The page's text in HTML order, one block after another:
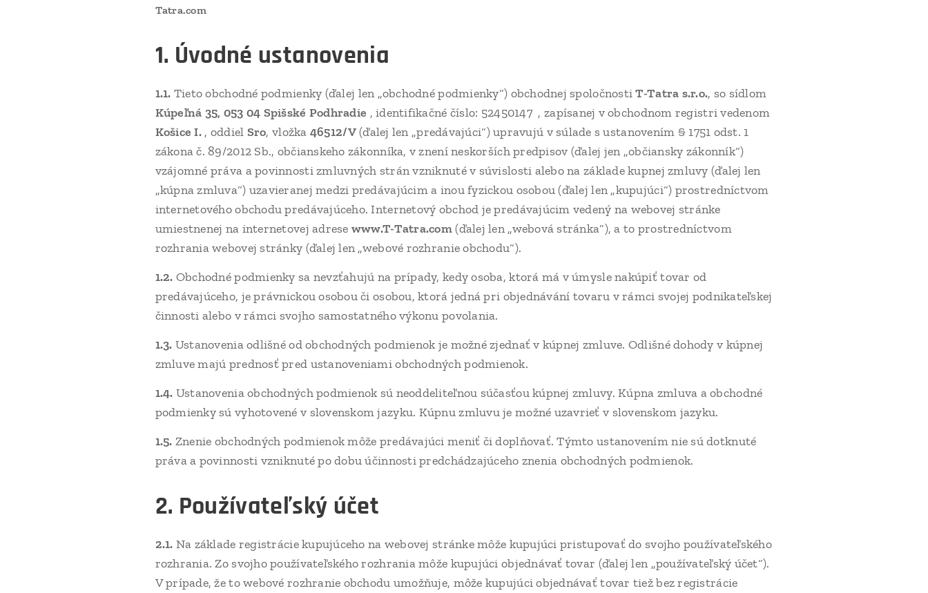
Tatra.com
1. Úvodné ustanovenia
1.1. Tieto obchodné podmienky (ďalej len „obchodné podmienky“) obchodnej spoločnostiT-Tatra s.r.o., so sídlom
Kúpeľná 35, 053 04 Spišské Podhradie , identifikačné číslo: 52450147 , zapísanej v obchodnom registri vedenom
Košice I. , oddiel Sro, vložka 46512/V(ďalej len „predávajúci“) upravujú v súlade s ustanovením § 1751 odst. 1
zákona č. 89/2012 Sb., občianskeho zákonníka, v znení neskorších predpisov (ďalej jen „občiansky zákonník“)
vzájomné práva a povinnosti zmluvných strán vzniknuté v súvislosti alebo na základe kupnej zmluvy (ďalej len
„kúpna zmluva“) uzavieranej medzi predávajúcim a inou fyzickou osobou (ďalej len „kupujúci“) prostredníctvom
internetového obchodu predávajúceho. Internetový obchod je predávajúcim vedený na webovej stránke
umiestnenej na internetovej adrese www.T-Tatra.com(ďalej len „webová stránka“), a to prostredníctvom
rozhrania webovej stránky (ďalej len „webové rozhranie obchodu“).
1.2. Obchodné podmienky sa nevzťahujú na prípady, kedy osoba, ktorá má v úmysle nakúpiť tovar od
predávajúceho, je právnickou osobou či osobou, ktorá jedná pri objednávání tovaru v rámci svojej podnikateľskej
činnosti alebo v rámci svojho samostatného výkonu povolania.
1.3. Ustanovenia odlišné od obchodných podmienok je možné zjednať v kúpnej zmluve. Odlišné dohody v kúpnej
zmluve majú prednosť pred ustanoveniami obchodných podmienok.
1.4. Ustanovenia obchodných podmienok sú neoddeliteľnou súčasťou kúpnej zmluvy. Kúpna zmluva a obchodné
podmienky sú vyhotovené v slovenskom jazyku. Kúpnu zmluvu je možné uzavrieť v slovenskom jazyku.
1.5. Znenie obchodných podmienok môže predávajúci meniť či doplňovať. Týmto ustanovením nie sú dotknuté
práva a povinnosti vzniknuté po dobu účinnosti predchádzajúceho znenia obchodných podmienok.
2. Používateľský účet
2.1. Na základe registrácie kupujúceho na webovej stránke môže kupujúci pristupovať do svojho používateľského
rozhrania. Zo svojho používateľského rozhrania môže kupujúci objednávať tovar (ďalej len „používateľský účet“).
V prípade, že to webové rozhranie obchodu umožňuje, môže kupujúci objednávať tovar tiež bez registrácie